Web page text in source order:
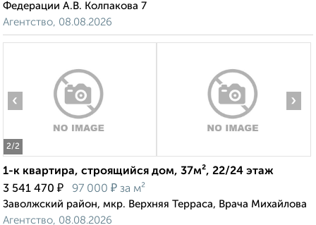
Федерации А.В. Колпакова 7
Агентство, 08.08.2026
2/2
‹ ›
1-к квартира, строящийся дом, 37м², 22/24 этаж
3 541 470 ₽ 97 000 ₽ за м²
Заволжский район, мкр. Верхняя Терраса, Врача Михайлова
Агентство, 08.08.2026